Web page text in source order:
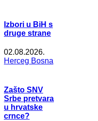
Izbori u BiH s
druge strane
02.08.2026.
Herceg Bosna
Zašto SNV
Srbe pretvara
u hrvatske
crnce?